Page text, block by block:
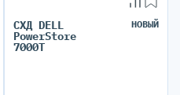
СХД DELL
PowerStore
7000T
НОВЫЙ